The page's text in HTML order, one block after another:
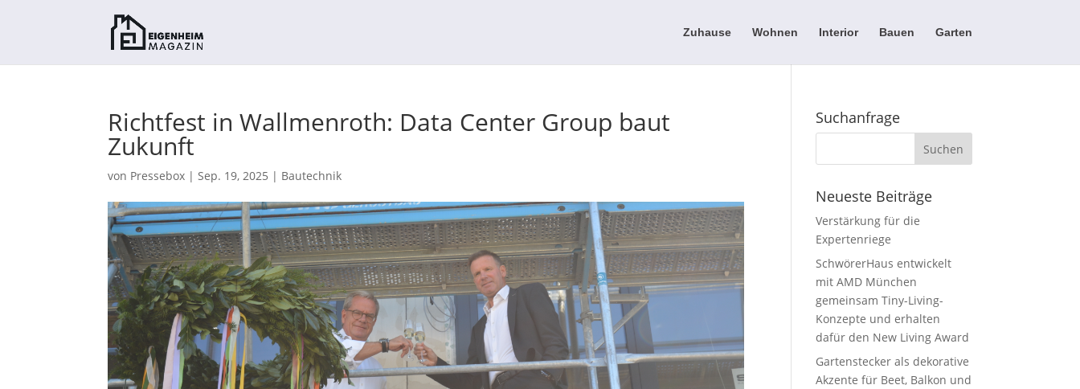
Zuhause Wohnen Interior Bauen Garten
Richtfest in Wallmenroth: Data Center Group baut
Zukunft
von Pressebox |Sep. 19, 2025 | Bautechnik
Suchanfrage
Neueste Beiträge
Verstärkung für die
Expertenriege
SchwörerHaus entwickelt
mit AMD München
gemeinsam Tiny-Living-
Konzepte und erhalten
dafür den New Living Award
Gartenstecker als dekorative
Akzente für Beet, Balkon und